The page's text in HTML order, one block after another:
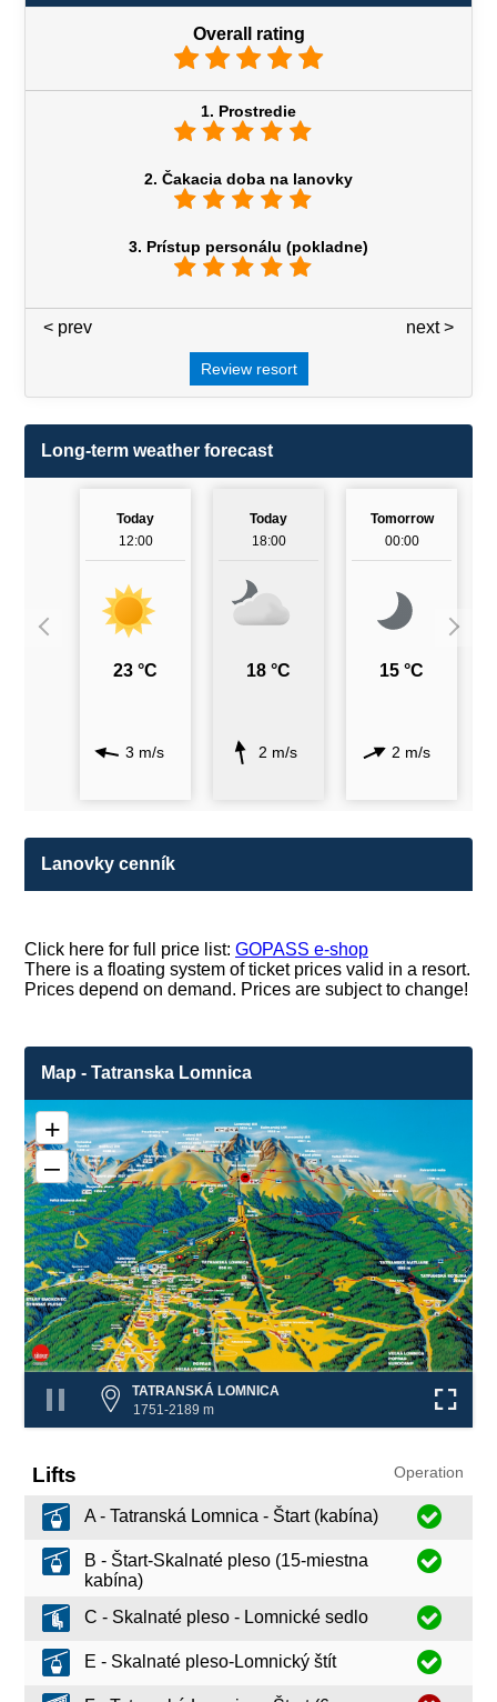
Overall rating
1. Prostredie
2. Čakacia doba na lanovky
3. Prístup personálu (pokladne)
next >
< prev
Review resort
Long-term weather forecast
Today
12:00
23 °C
3 m/s
Today
18:00
18 °C
2 m/s
Tomorrow
00:00
15 °C
2 m/s
Lanovky cenník
Click here for full price list: GOPASS e-shop
There is a floating system of ticket prices valid in a resort.
Prices depend on demand. Prices are subject to change!
Map - Tatranska Lomnica
❌
+
–
TATRANSKÁ LOMNICA
1751-2189 m
Lifts Operation
A - Tatranská Lomnica - Štart (kabína)
B - Štart-Skalnaté pleso (15-miestna
kabína)
C - Skalnaté pleso - Lomnické sedlo
E - Skalnaté pleso-Lomnický štít